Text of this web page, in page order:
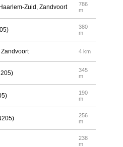
Zuid, Zandvoort
786
m
380
m
4 km
345
m
190
m
256
m
238
m